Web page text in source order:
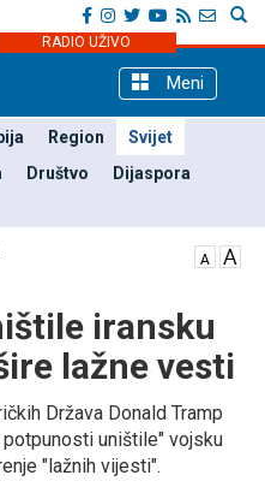
RADIO UŽIVO
Meni
Region
Svijet
Društvo
Dijaspora
iransku
lažne vesti
Država Donald Tramp
uništile" vojsku
"lažnih vijesti".